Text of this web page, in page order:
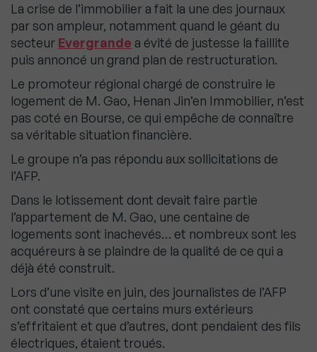
La crise de l’immobilier a fait la une des journaux
par son ampleur, notamment quand le géant du
secteur Evergrande a évité de justesse la faillite
puis annoncé un grand plan de restructuration.
Le promoteur régional chargé de construire le
logement de M. Gao, Henan Jin’en Immobilier, n’est
pas coté en Bourse, ce qui empêche de connaître
sa véritable situation financière.
Le groupe n’a pas répondu aux sollicitations de
l’AFP.
Dans le lotissement dont devait faire partie
l’appartement de M. Gao, une centaine de
logements sont inachevés… et nombreux sont les
acquéreurs à se plaindre de la qualité de ce qui a
déjà été construit.
Lors d’une visite en juin, des journalistes de l’AFP
ont constaté que certains murs extérieurs
s’effritaient et que d’autres, dont pendaient des fils
électriques, étaient troués.